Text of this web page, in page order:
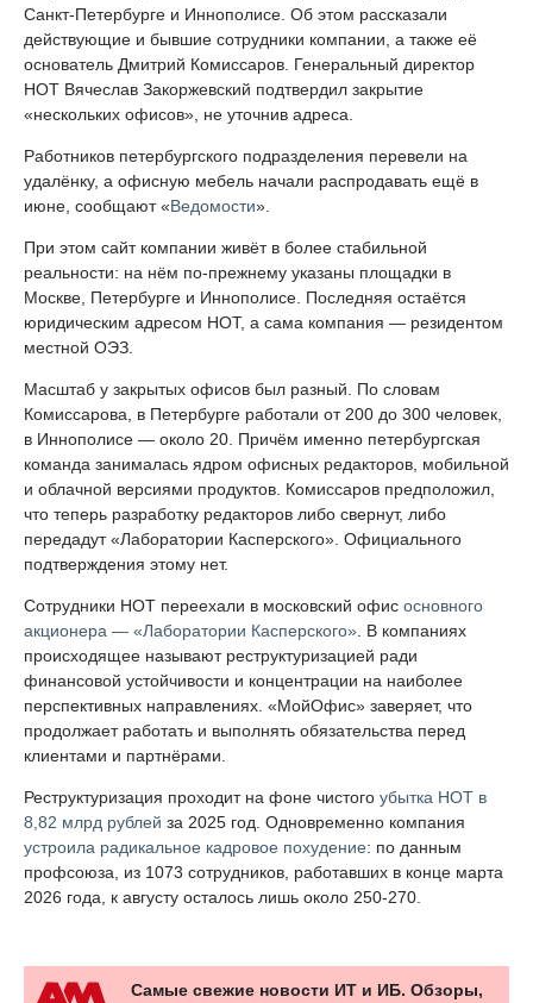
Санкт-Петербурге и Иннополисе. Об этом рассказали
действующие и бывшие сотрудники компании, а также её
основатель Дмитрий Комиссаров. Генеральный директор
НОТ Вячеслав Закоржевский подтвердил закрытие
«нескольких офисов», не уточнив адреса.
Работников петербургского подразделения перевели на
удалёнку, а офисную мебель начали распродавать ещё в
июне, сообщают «Ведомости».
При этом сайт компании живёт в более стабильной
реальности: на нём по-прежнему указаны площадки в
Москве, Петербурге и Иннополисе. Последняя остаётся
юридическим адресом НОТ, а сама компания — резидентом
местной ОЭЗ.
Масштаб у закрытых офисов был разный. По словам
Комиссарова, в Петербурге работали от 200 до 300 человек,
в Иннополисе — около 20. Причём именно петербургская
команда занималась ядром офисных редакторов, мобильной
и облачной версиями продуктов. Комиссаров предположил,
что теперь разработку редакторов либо свернут, либо
передадут «Лаборатории Касперского». Официального
подтверждения этому нет.
Сотрудники НОТ переехали в московский офис основного
акционера — «Лаборатории Касперского» . В компаниях
происходящее называют реструктуризацией ради
финансовой устойчивости и концентрации на наиболее
перспективных направлениях. «МойОфис» заверяет, что
продолжает работать и выполнять обязательства перед
клиентами и партнёрами.
Реструктуризация проходит на фоне чистого убытка НОТ в
8,82 млрд рублей за 2025 год. Одновременно компания
устроила радикальное кадровое похудение: по данным
профсоюза, из 1073 сотрудников, работавших в конце марта
2026 года, к августу осталось лишь около 250-270.
Самые свежие новости ИТ и ИБ. Обзоры,